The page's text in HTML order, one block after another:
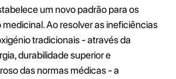
um novo padrão para os
Ao resolver as ineficiências
tradicionais - através da
durabilidade superior e
das normas médicas - a